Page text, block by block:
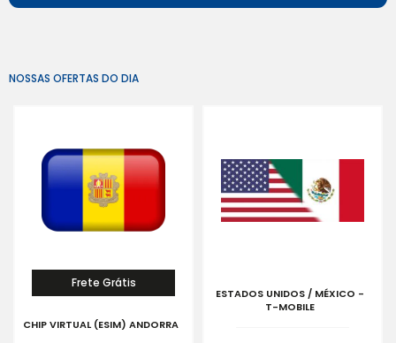
NOSSAS OFERTAS DO DIA
Frete Grátis
CHIP VIRTUAL (ESIM) ANDORRA
ESTADOS UNIDOS / MÉXICO -
T-MOBILE